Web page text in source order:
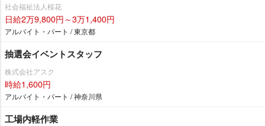
社会福祉法人桜花
日給2万9,800円～3万1,400円
アルバイト・パート / 東京都
抽選会イベントスタッフ
株式会社アスク
時給1,600円
アルバイト・パート / 神奈川県
工場内軽作業